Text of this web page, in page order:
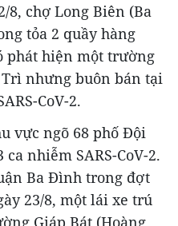
8, chợ Long Biên (Ba
tỏa 2 quầy hàng
phát hiện một trường
nhưng buôn bán tại
CoV-2.
vực ngõ 68 phố Đội
nhiễm SARS-CoV-2.
Ba Đình trong đợt
23/8, một lái xe trú
Giáp Bát (Hoàng